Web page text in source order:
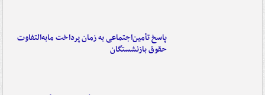
پاسخ تأمین‌اجتماعی به زمان پرداخت مابه‌التفاوت
حقوق بازنشستگان